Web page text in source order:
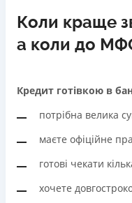
Коли краще
а коли до
Кредит готівкою в
потрібна велика
маєте офіційне
готові чекати
хочете